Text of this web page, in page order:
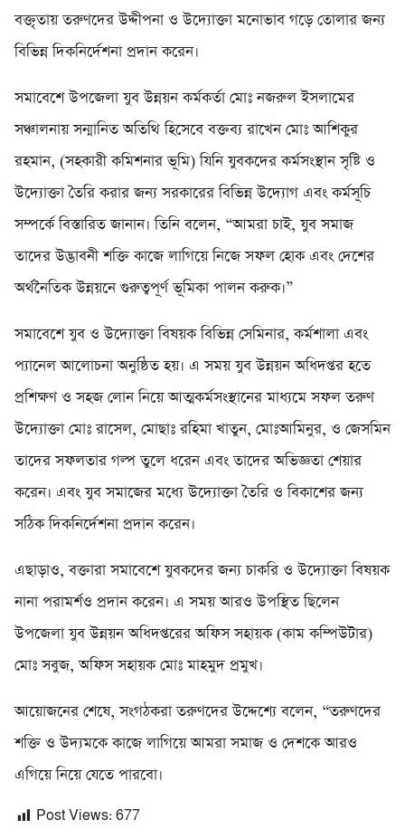
বক্তৃতায় তরুণদের উদ্দীপনা ও উদ্যোক্তা মনোভাব গড়ে তোলার জন্য
বিভিন্ন দিকনির্দেশনা প্রদান করেন।
সমাবেশে উপজেলা যুব উন্নয়ন কর্মকর্তা মোঃ নজরুল ইসলামের
সঞ্চালনায় সন্মানিত অতিথি হিসেবে বক্তব্য রাখেন মোঃ আশিকুর
রহমান, (সহকারী কমিশনার ভূমি) যিনি যুবকদের কর্মসংস্থান সৃষ্টি ও
উদ্যোক্তা তৈরি করার জন্য সরকারের বিভিন্ন উদ্যোগ এবং কর্মসূচি
সম্পর্কে বিস্তারিত জানান। তিনি বলেন, “আমরা চাই, যুব সমাজ
তাদের উদ্ভাবনী শক্তি কাজে লাগিয়ে নিজে সফল হোক এবং দেশের
অর্থনৈতিক উন্নয়নে গুরুত্বপূর্ণ ভূমিকা পালন করুক।”
সমাবেশে যুব ও উদ্যোক্তা বিষয়ক বিভিন্ন সেমিনার, কর্মশালা এবং
প্যানেল আলোচনা অনুষ্ঠিত হয়। এ সময় যুব উন্নয়ন অধিদপ্তর হতে
প্রশিক্ষণ ও সহজ লোন নিয়ে আত্মকর্মসংস্থানের মাধ্যমে সফল তরুণ
উদ্যোক্তা মোঃ রাসেল, মোছাঃ রহিমা খাতুন, মোঃআমিনুর, ও জেসমিন
তাদের সফলতার গল্প তুলে ধরেন এবং তাদের অভিজ্ঞতা শেয়ার
করেন। এবং যুব সমাজের মধ্যে উদ্যোক্তা তৈরি ও বিকাশের জন্য
সঠিক দিকনির্দেশনা প্রদান করেন।
এছাড়াও, বক্তারা সমাবেশে যুবকদের জন্য চাকরি ও উদ্যোক্তা বিষয়ক
নানা পরামর্শও প্রদান করেন। এ সময় আরও উপস্থিত ছিলেন
উপজেলা যুব উন্নয়ন অধিদপ্তরের অফিস সহায়ক (কাম কম্পিউটার)
মোঃ সবুজ, অফিস সহায়ক মোঃ মাহমুদ প্রমুখ।
আয়োজনের শেষে, সংগঠকরা তরুণদের উদ্দেশ্যে বলেন, “তরুণদের
শক্তি ও উদ্যমকে কাজে লাগিয়ে আমরা সমাজ ও দেশকে আরও
এগিয়ে নিয়ে যেতে পারবো।
Post Views: 677